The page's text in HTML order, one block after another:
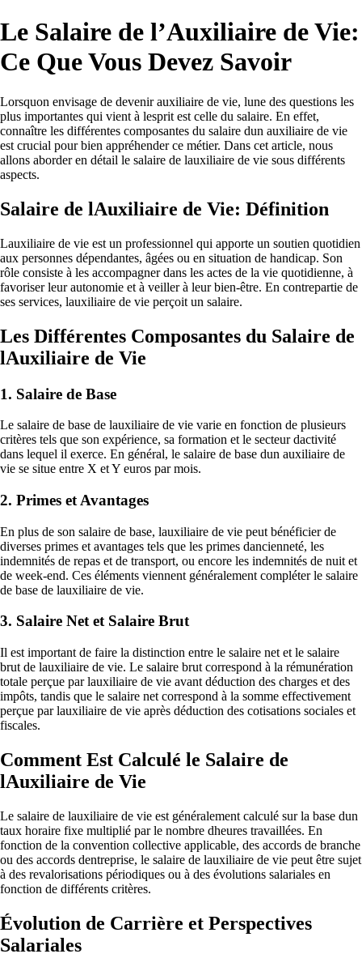
Le Salaire de l’Auxiliaire de Vie:
Ce Que Vous Devez Savoir
Lorsquon envisage de devenir auxiliaire de vie, lune des questions les
plus importantes qui vient à lesprit est celle du salaire. En effet,
connaître les différentes composantes du salaire dun auxiliaire de vie
est crucial pour bien appréhender ce métier. Dans cet article, nous
allons aborder en détail le salaire de lauxiliaire de vie sous différents
aspects.
Salaire de lAuxiliaire de Vie: Définition
Lauxiliaire de vie est un professionnel qui apporte un soutien quotidien
aux personnes dépendantes, âgées ou en situation de handicap. Son
rôle consiste à les accompagner dans les actes de la vie quotidienne, à
favoriser leur autonomie et à veiller à leur bien-être. En contrepartie de
ses services, lauxiliaire de vie perçoit un salaire.
Les Différentes Composantes du Salaire de
lAuxiliaire de Vie
1. Salaire de Base
Le salaire de base de lauxiliaire de vie varie en fonction de plusieurs
critères tels que son expérience, sa formation et le secteur dactivité
dans lequel il exerce. En général, le salaire de base dun auxiliaire de
vie se situe entre X et Y euros par mois.
2. Primes et Avantages
En plus de son salaire de base, lauxiliaire de vie peut bénéficier de
diverses primes et avantages tels que les primes dancienneté, les
indemnités de repas et de transport, ou encore les indemnités de nuit et
de week-end. Ces éléments viennent généralement compléter le salaire
de base de lauxiliaire de vie.
3. Salaire Net et Salaire Brut
Il est important de faire la distinction entre le salaire net et le salaire
brut de lauxiliaire de vie. Le salaire brut correspond à la rémunération
totale perçue par lauxiliaire de vie avant déduction des charges et des
impôts, tandis que le salaire net correspond à la somme effectivement
perçue par lauxiliaire de vie après déduction des cotisations sociales et
fiscales.
Comment Est Calculé le Salaire de
lAuxiliaire de Vie
Le salaire de lauxiliaire de vie est généralement calculé sur la base dun
taux horaire fixe multiplié par le nombre dheures travaillées. En
fonction de la convention collective applicable, des accords de branche
ou des accords dentreprise, le salaire de lauxiliaire de vie peut être sujet
à des revalorisations périodiques ou à des évolutions salariales en
fonction de différents critères.
Évolution de Carrière et Perspectives
Salariales